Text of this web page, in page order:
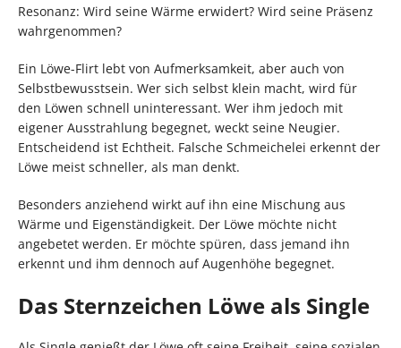
Resonanz: Wird seine Wärme erwidert? Wird seine Präsenz
wahrgenommen?
Ein Löwe-Flirt lebt von Aufmerksamkeit, aber auch von
Selbstbewusstsein. Wer sich selbst klein macht, wird für
den Löwen schnell uninteressant. Wer ihm jedoch mit
eigener Ausstrahlung begegnet, weckt seine Neugier.
Entscheidend ist Echtheit. Falsche Schmeichelei erkennt der
Löwe meist schneller, als man denkt.
Besonders anziehend wirkt auf ihn eine Mischung aus
Wärme und Eigenständigkeit. Der Löwe möchte nicht
angebetet werden. Er möchte spüren, dass jemand ihn
erkennt und ihm dennoch auf Augenhöhe begegnet.
Das Sternzeichen Löwe als Single